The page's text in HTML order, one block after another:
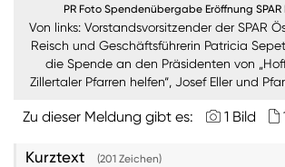
Sie wollen unsere aktuellen
automatisch per E-Mail erhalten?
einfach Ihre Daten in unseren
(Bitte beachten Sie, dass der
ausschließlich für Medienkontakte
Privatpersonen gedacht ist):
PR Foto Spendenübergabe Eröffnung
Von links: Vorstandsvorsitzender der SPAR
Reisch und Geschäftsführerin Patricia
die Spende an den Präsidenten von
Zillertaler Pfarren helfen“, Josef Eller und
Zu dieser Meldung gibt es: 1 Bild
Kurztext (201 Zeichen)